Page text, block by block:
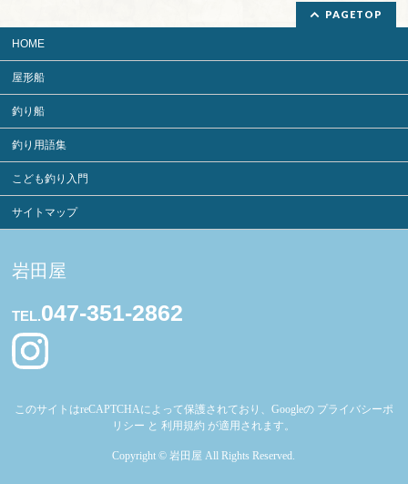
PAGETOP
HOME
屋形船
釣り船
釣り用語集
こども釣り入門
サイトマップ
岩田屋
TEL.047-351-2862
このサイトはreCAPTCHAによって保護されており、Googleの プライバシーポ
リシー と利用規約 が適用されます。
Copyright ©岩田屋 All Rights Reserved.